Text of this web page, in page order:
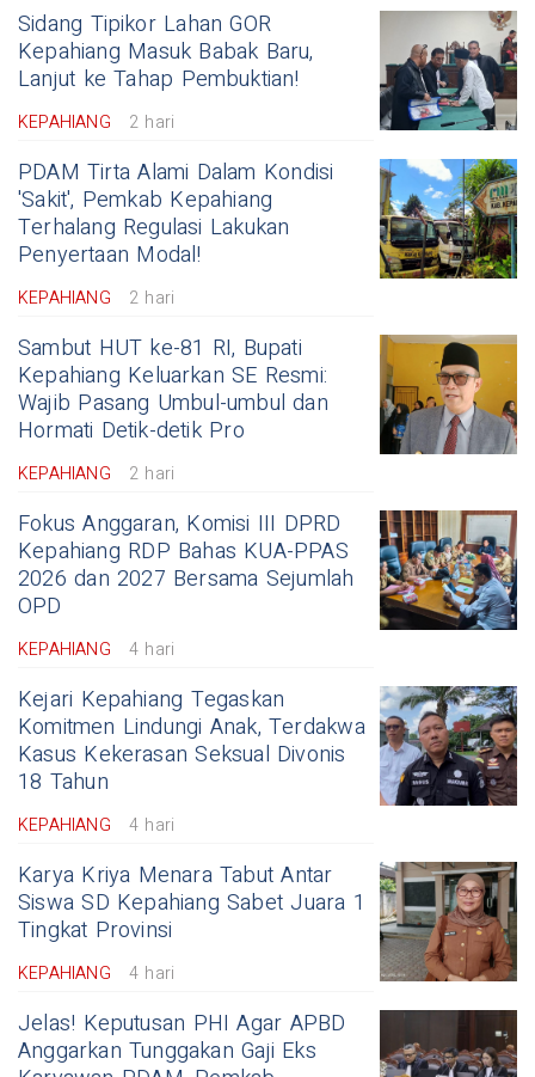
Sidang Tipikor Lahan GOR
Kepahiang Masuk Babak Baru,
Lanjut ke Tahap Pembuktian!
KEPAHIANG 2 hari
PDAM Tirta Alami Dalam Kondisi
'Sakit', Pemkab Kepahiang
Terhalang Regulasi Lakukan
Penyertaan Modal!
KEPAHIANG 2 hari
Sambut HUT ke-81 RI, Bupati
Kepahiang Keluarkan SE Resmi:
Wajib Pasang Umbul-umbul dan
Hormati Detik-detik Pro
KEPAHIANG 2 hari
Fokus Anggaran, Komisi III DPRD
Kepahiang RDP Bahas KUA-PPAS
2026 dan 2027 Bersama Sejumlah
OPD
KEPAHIANG 4 hari
Kejari Kepahiang Tegaskan
Komitmen Lindungi Anak, Terdakwa
Kasus Kekerasan Seksual Divonis
18 Tahun
KEPAHIANG 4 hari
Karya Kriya Menara Tabut Antar
Siswa SD Kepahiang Sabet Juara 1
Tingkat Provinsi
KEPAHIANG 4 hari
Jelas! Keputusan PHI Agar APBD
Anggarkan Tunggakan Gaji Eks